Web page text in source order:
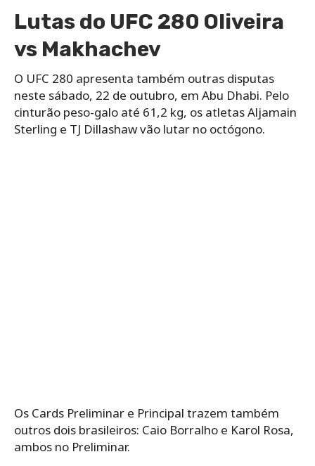
Lutas do UFC 280 Oliveira
vs Makhachev
O UFC 280 apresenta também outras disputas
neste sábado, 22 de outubro, em Abu Dhabi. Pelo
cinturão peso-galo até 61,2 kg, os atletas Aljamain
Sterling e TJ Dillashaw vão lutar no octógono.
Os Cards Preliminar e Principal trazem também
outros dois brasileiros: Caio Borralho e Karol Rosa,
ambos no Preliminar.